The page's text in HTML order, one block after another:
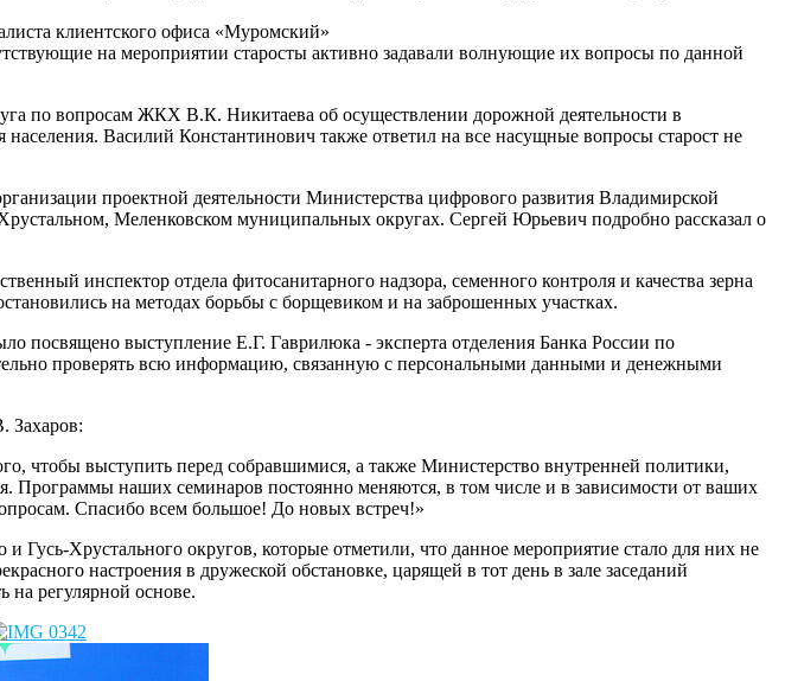
клиентского офиса «Муромский»
на мероприятии старосты активно задавали волнующие их вопросы по данной
по вопросам ЖКХ В.К. Никитаева об осуществлении дорожной деятельности в
Василий Константинович также ответил на все насущные вопросы старост не
проектной деятельности Министерства цифрового развития Владимирской
Меленковском муниципальных округах. Сергей Юрьевич подробно рассказал о
инспектор отдела фитосанитарного надзора, семенного контроля и качества зерна
на методах борьбы с борщевиком и на заброшенных участках.
выступление Е.Г. Гаврилюка - эксперта отделения Банка России по
проверять всю информацию, связанную с персональными данными и денежными
Захаров:
чтобы выступить перед собравшимися, а также Министерство внутренней политики,
Программы наших семинаров постоянно меняются, в том числе и в зависимости от ваших
Спасибо всем большое! До новых встреч!»
Хрустального округов, которые отметили, что данное мероприятие стало для них не
настроения в дружеской обстановке, царящей в тот день в зале заседаний
на регулярной основе.